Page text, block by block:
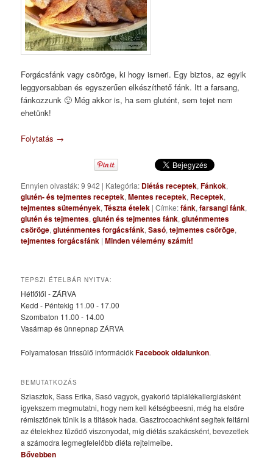
Forgácsfánk vagy csöröge, ki hogy ismeri. Egy biztos, az egyik
leggyorsabban és egyszerűen elkészíthető fánk. Itt a farsang,
fánkozzunk 🙂 Még akkor is, ha sem glutént, sem tejet nem
ehetünk!
Folytatás →
Ennyien olvasták: 9 942 | Kategória: Diétás receptek,Fánkok,
glutén- és tejmentes receptek,Mentes receptek, Receptek,
tejmentes sütemények,Tészta ételek |Címke:fánk,farsangi fánk,
glutén és tejmentes,glutén és tejmentes fánk,gluténmentes
csöröge,gluténmentes forgácsfánk,Sasó,tejmentes csöröge,
tejmentes forgácsfánk |Minden vélemény számít!
TEPSZI ÉTELBÁR NYITVA:
Hétfőtől - ZÁRVA
Kedd - Péntekig 11.00 - 17.00
Szombaton 11.00 - 14.00
Vasárnap és ünnepnap ZÁRVA
Folyamatosan frissülő információkFacebook oldalunkon.
BEMUTATKOZÁS
Sziasztok, Sass Erika, Sasó vagyok, gyakorló táplálékallergiásként
igyekszem megmutatni, hogy nem kell kétségbeesni, még ha elsőre
rémisztőnek tűnik is a tiltások hada. Gasztrocoachként segítek feltárni
az ételekhez fűződő viszonyodat, míg diétás szakácsként, bevezetlek
a számodra legmegfelelőbb diéta rejtelmeibe.
Bővebben